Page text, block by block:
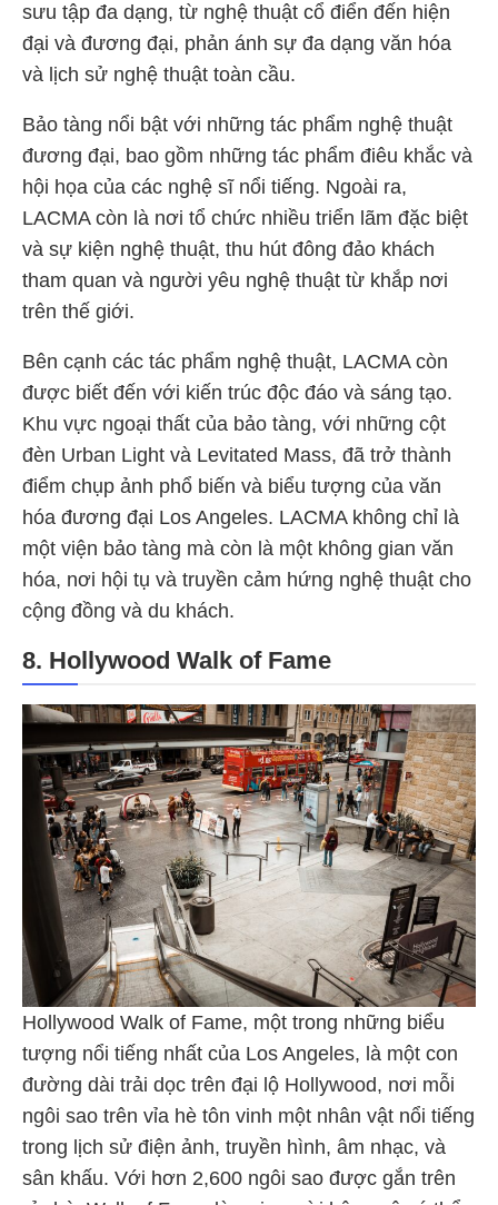
sưu tập đa dạng, từ nghệ thuật cổ điển đến hiện
đại và đương đại, phản ánh sự đa dạng văn hóa
và lịch sử nghệ thuật toàn cầu.
Bảo tàng nổi bật với những tác phẩm nghệ thuật
đương đại, bao gồm những tác phẩm điêu khắc và
hội họa của các nghệ sĩ nổi tiếng. Ngoài ra,
LACMA còn là nơi tổ chức nhiều triển lãm đặc biệt
và sự kiện nghệ thuật, thu hút đông đảo khách
tham quan và người yêu nghệ thuật từ khắp nơi
trên thế giới.
Bên cạnh các tác phẩm nghệ thuật, LACMA còn
được biết đến với kiến trúc độc đáo và sáng tạo.
Khu vực ngoại thất của bảo tàng, với những cột
đèn Urban Light và Levitated Mass, đã trở thành
điểm chụp ảnh phổ biến và biểu tượng của văn
hóa đương đại Los Angeles. LACMA không chỉ là
một viện bảo tàng mà còn là một không gian văn
hóa, nơi hội tụ và truyền cảm hứng nghệ thuật cho
cộng đồng và du khách.
8. Hollywood Walk of Fame
Hollywood Walk of Fame, một trong những biểu
tượng nổi tiếng nhất của Los Angeles, là một con
đường dài trải dọc trên đại lộ Hollywood, nơi mỗi
ngôi sao trên vỉa hè tôn vinh một nhân vật nổi tiếng
trong lịch sử điện ảnh, truyền hình, âm nhạc, và
sân khấu. Với hơn 2,600 ngôi sao được gắn trên